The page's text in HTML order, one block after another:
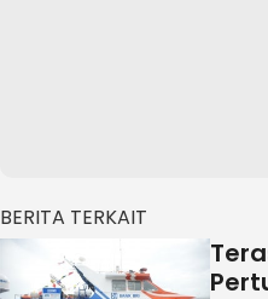
BERITA TERKAIT